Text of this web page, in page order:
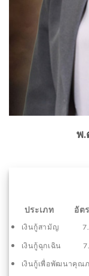
พ.
ประเภท อัตรา
เงินกู้สามัญ
เงินกู้ฉุกเฉิน
เงินกู้เพื่อพัฒนาคุณ